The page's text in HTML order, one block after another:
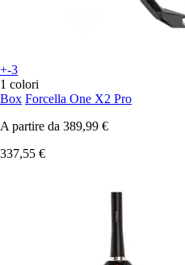
+-3
1 colori
Box Forcella One X2 Pro
A partire da 389,99 €
337,55 €